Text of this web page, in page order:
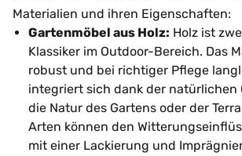
Materialien und ihren Eigenschaften:
Gartenmöbel aus Holz: Holz ist
Klassiker im Outdoor-Bereich. Das
robust und bei richtiger Pflege
integriert sich dank der natürlichen
die Natur des Gartens oder der
Arten können den
mit einer Lackierung und